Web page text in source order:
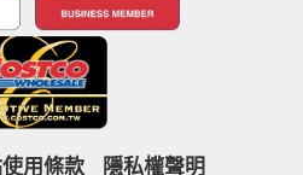
用條款 隱私權聲明